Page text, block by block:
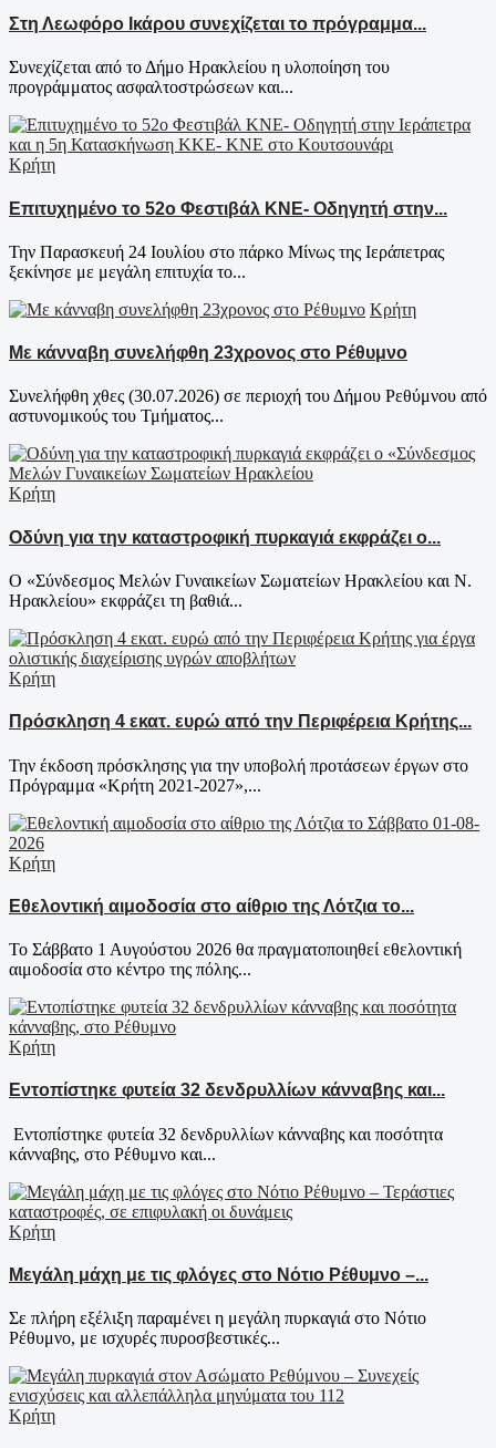
Στη Λεωφόρο Ικάρου συνεχίζεται το πρόγραμμα...
Συνεχίζεται από το Δήμο Ηρακλείου η υλοποίηση του
προγράμματος ασφαλτοστρώσεων και...
Κρήτη
Επιτυχημένο το 52ο Φεστιβάλ ΚΝΕ- Οδηγητή στην...
Την Παρασκευή 24 Ιουλίου στο πάρκο Μίνως της Ιεράπετρας
ξεκίνησε με μεγάλη επιτυχία το...
Κρήτη
Με κάνναβη συνελήφθη 23χρονος στο Ρέθυμνο
Συνελήφθη χθες (30.07.2026) σε περιοχή του Δήμου Ρεθύμνου από
αστυνομικούς του Τμήματος...
Κρήτη
Οδύνη για την καταστροφική πυρκαγιά εκφράζει ο...
Ο «Σύνδεσμος Μελών Γυναικείων Σωματείων Ηρακλείου και Ν.
Ηρακλείου» εκφράζει τη βαθιά...
Κρήτη
Πρόσκληση 4 εκατ. ευρώ από την Περιφέρεια Κρήτης...
Την έκδοση πρόσκλησης για την υποβολή προτάσεων έργων στο
Πρόγραμμα «Κρήτη 2021-2027»,...
Κρήτη
Εθελοντική αιμοδοσία στο αίθριο της Λότζια το...
Το Σάββατο 1 Αυγούστου 2026 θα πραγματοποιηθεί εθελοντική
αιμοδοσία στο κέντρο της πόλης...
Κρήτη
Εντοπίστηκε φυτεία 32 δενδρυλλίων κάνναβης και...
Εντοπίστηκε φυτεία 32 δενδρυλλίων κάνναβης και ποσότητα
κάνναβης, στο Ρέθυμνο και...
Κρήτη
Μεγάλη μάχη με τις φλόγες στο Νότιο Ρέθυμνο –...
Σε πλήρη εξέλιξη παραμένει η μεγάλη πυρκαγιά στο Νότιο
Ρέθυμνο, με ισχυρές πυροσβεστικές...
Κρήτη